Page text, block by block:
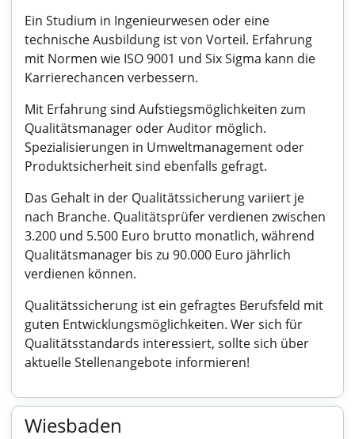
Ein Studium in Ingenieurwesen oder eine
technische Ausbildung ist von Vorteil. Erfahrung
mit Normen wie ISO 9001 und Six Sigma kann die
Karrierechancen verbessern.
Mit Erfahrung sind Aufstiegsmöglichkeiten zum
Qualitätsmanager oder Auditor möglich.
Spezialisierungen in Umweltmanagement oder
Produktsicherheit sind ebenfalls gefragt.
Das Gehalt in der Qualitätssicherung variiert je
nach Branche. Qualitätsprüfer verdienen zwischen
3.200 und 5.500 Euro brutto monatlich, während
Qualitätsmanager bis zu 90.000 Euro jährlich
verdienen können.
Qualitätssicherung ist ein gefragtes Berufsfeld mit
guten Entwicklungsmöglichkeiten. Wer sich für
Qualitätsstandards interessiert, sollte sich über
aktuelle Stellenangebote informieren!
Wiesbaden